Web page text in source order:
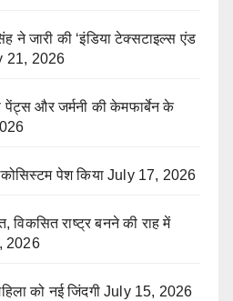
ने जारी की ‘इंडिया टेक्सटाइल्स एंड
21, 2026
पेंट्स और जर्मनी की केमफार्बेन के
पेश किया July 17, 2026
विकसित राष्ट्र बनने की राह में
2026
को नई जिंदगी July 15, 2026